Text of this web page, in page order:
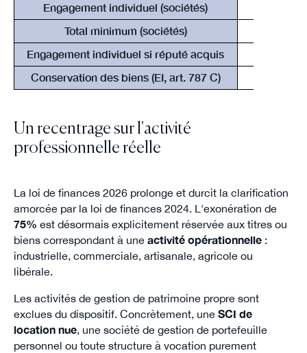
Engagement individuel (sociétés)
Total minimum (sociétés)
Engagement individuel si réputé acquis
Conservation des biens (EI, art. 787 C)
Un recentrage sur l'activité
professionnelle réelle
La loi de finances 2026 prolonge et durcit la clarification
amorcée par la loi de finances 2024. L'exonération de
75% est désormais explicitement réservée aux titres ou
biens correspondant à une activité opérationnelle:
industrielle, commerciale, artisanale, agricole ou
libérale.
Les activités de gestion de patrimoine propre sont
exclues du dispositif. Concrètement, une SCI de
location nue, une société de gestion de portefeuille
personnel ou toute structure à vocation purement